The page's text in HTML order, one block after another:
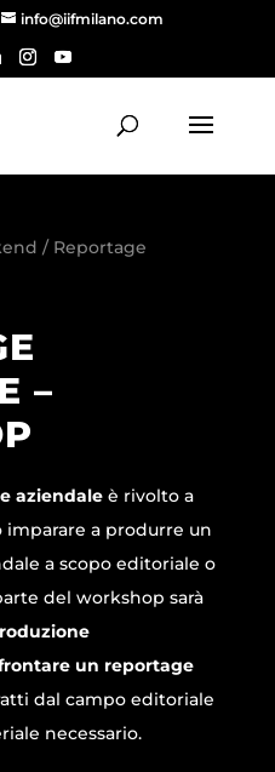
info@iifmilano.com
/ Reportage
–
aziendaleè rivolto a
a produrre un
a scopo editoriale o
del workshop sarà
un reportage
dal campo editoriale
necessario.